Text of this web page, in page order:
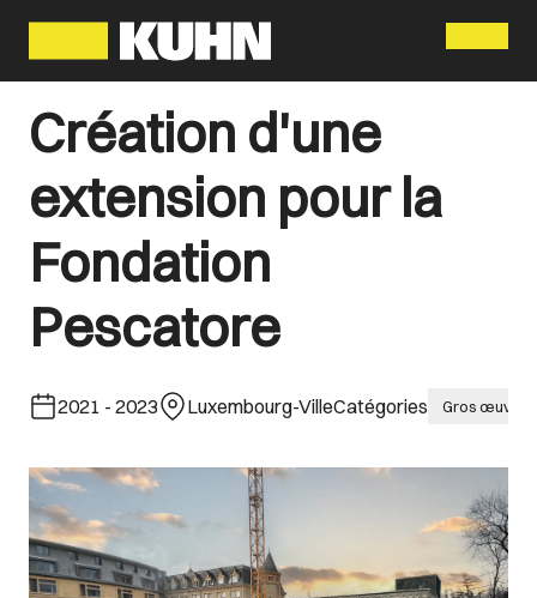
Création d'une
extension pour la
Fondation
Pescatore
2021 - 2023 Luxembourg-VilleCatégories Gros œuvre
Menu